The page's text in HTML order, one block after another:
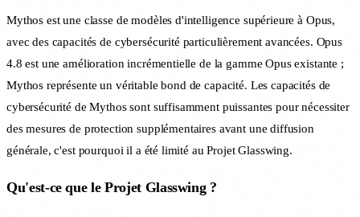
Mythos est une classe de modèles d'intelligence supérieure à Opus,
avec des capacités de cybersécurité particulièrement avancées. Opus
4.8 est une amélioration incrémentielle de la gamme Opus existante ;
Mythos représente un véritable bond de capacité. Les capacités de
cybersécurité de Mythos sont suffisamment puissantes pour nécessiter
des mesures de protection supplémentaires avant une diffusion
générale, c'est pourquoi il a été limité au Projet Glasswing.
Qu'est-ce que le Projet Glasswing ?